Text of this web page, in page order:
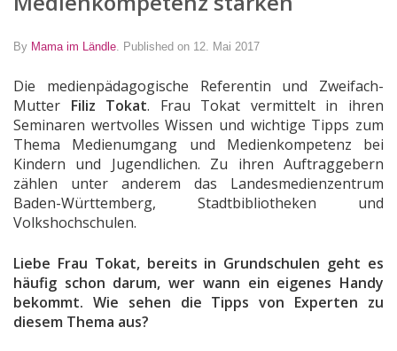
By Mama im Ländle Published on 12. Mai 2017
Die medienpädagogische Referentin und Zweifach-
Mutter Filiz Tokat. Frau Tokat vermittelt in ihren
Seminaren wertvolles Wissen und wichtige Tipps zum
Thema Medienumgang und Medienkompetenz bei
Kindern und Jugendlichen. Zu ihren Auftraggebern
zählen unter anderem das Landesmedienzentrum
Baden-Württemberg, Stadtbibliotheken und
Volkshochschulen.
Liebe Frau Tokat, bereits in Grundschulen geht es
häufig schon darum, wer wann ein eigenes Handy
bekommt. Wie sehen die Tipps von Experten zu
diesem Thema aus?